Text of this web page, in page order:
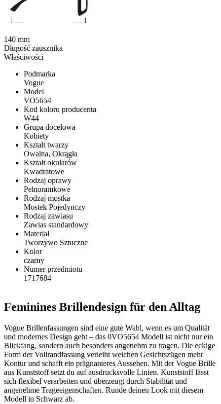
Właściwości
Podmarka
Vogue
Model
VO5654
Kod koloru producenta
W44
Grupa docelowa
Kobiety
Kształt twarzy
Owalna, Okrągła
Kształt okularów
Kwadratowe
Rodzaj oprawy
Pełnoramkowe
Rodzaj mostka
Mostek Pojedynczy
Rodzaj zawiasu
Zawias standardowy
Materiał
Tworzywo Sztuczne
Kolor
czarny
Numer przedmiotu
1717684
Feminines Brillendesign für den Alltag
Vogue Brillenfassungen sind eine gute Wahl, wenn es um Qualität
und modernes Design geht – das 0VO5654 Modell ist nicht nur ein
Blickfang, sondern auch besonders angenehm zu tragen. Die eckige
Form der Vollrandfassung verleiht weichen Gesichtszügen mehr
Kontur und schafft ein prägnanteres Aussehen. Mit der Vogue Brille
aus Kunststoff setzt du auf ausdrucksvolle Linien. Kunststoff lässt
sich flexibel verarbeiten und überzeugt durch Stabilität und
angenehme Trageeigenschaften. Runde deinen Look mit diesem
Modell in Schwarz ab.
140 mm
Długość zausznika